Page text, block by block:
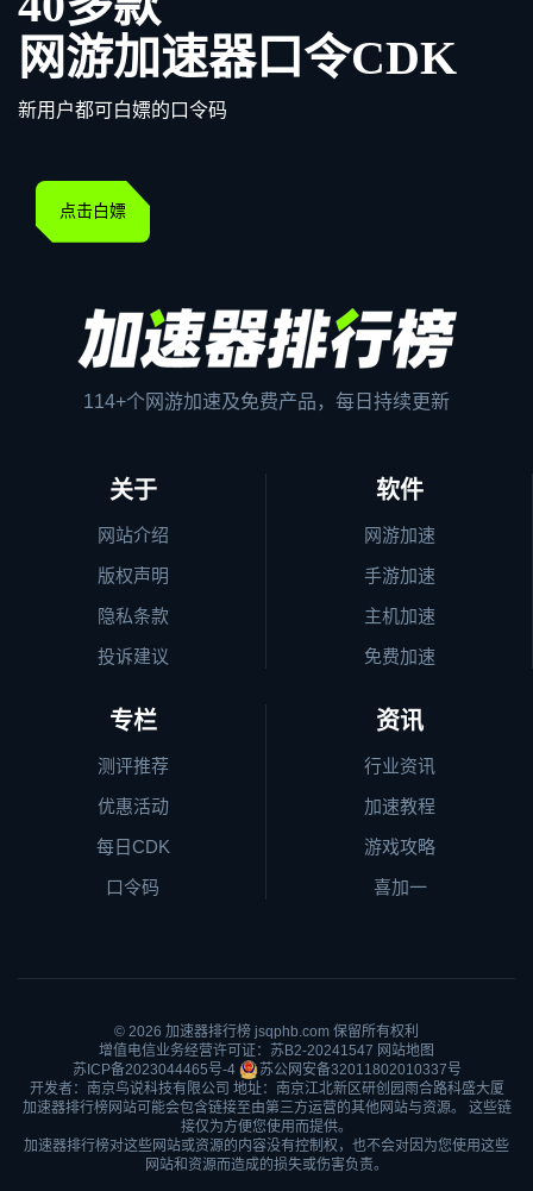
网游加速器口令CDK
新用户都可白嫖的口令码
点击白嫖
114+个网游加速及免费产品，每日持续更新
关于
网站介绍
版权声明
隐私条款
投诉建议
软件
网游加速
手游加速
主机加速
免费加速
专栏
测评推荐
优惠活动
每日CDK
口令码
资讯
行业资讯
加速教程
游戏攻略
喜加一
© 2026 加速器排行榜 jsqphb.com 保留所有权利
增值电信业务经营许可证：苏B2-20241547 网站地图
苏ICP备2023044465号-4
苏公网安备32011802010337号
开发者：南京鸟说科技有限公司 地址：南京江北新区研创园雨合路科盛大厦
加速器排行榜网站可能会包含链接至由第三方运营的其他网站与资源。 这些链
接仅为方便您使用而提供。
加速器排行榜对这些网站或资源的内容没有控制权，也不会对因为您使用这些
网站和资源而造成的损失或伤害负责。